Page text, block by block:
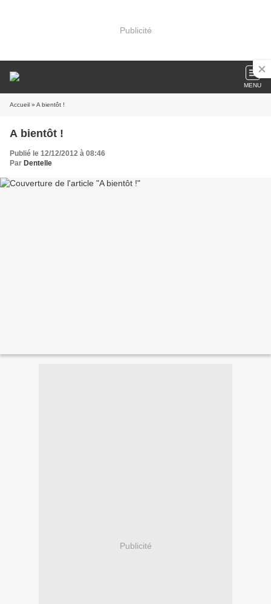
Publicité
MENU
Accueil » A bientôt !
A bientôt !
Publié le 12/12/2012 à 08:46
Par Dentelle
Publicité